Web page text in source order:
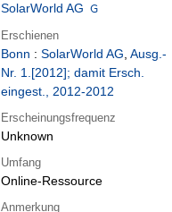
SolarWorld AG
Erschienen
Bonn : SolarWorld AG, Ausg.-
Nr. 1.[2012]; damit Ersch.
eingest., 2012-2012
Erscheinungsfrequenz
Unknown
Umfang
Online-Ressource
Anmerkung